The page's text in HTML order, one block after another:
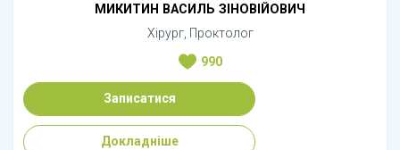
МИКИТИН ВАСИЛЬ ЗІНОВІЙОВИЧ
Хірург, Проктолог
990
Записатися
Докладніше